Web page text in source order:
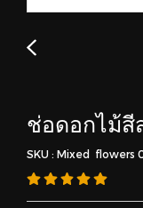
ช่อดอกไม้สี
SKU : Mixed flowers